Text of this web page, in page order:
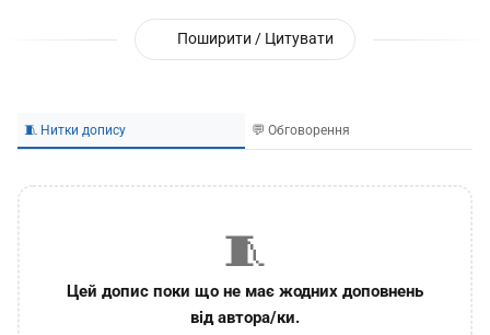
Поширити / Цитувати
🧵 Нитки допису 💬 Обговорення
🧵
Цей допис поки що не має жодних доповнень
від автора/ки.